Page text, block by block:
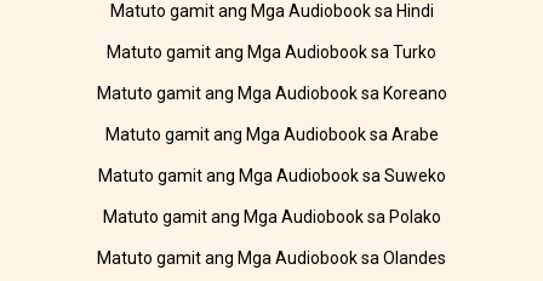
Matuto gamit ang Mga Audiobook sa Hindi
Matuto gamit ang Mga Audiobook sa Turko
Matuto gamit ang Mga Audiobook sa Koreano
Matuto gamit ang Mga Audiobook sa Arabe
Matuto gamit ang Mga Audiobook sa Suweko
Matuto gamit ang Mga Audiobook sa Polako
Matuto gamit ang Mga Audiobook sa Olandes